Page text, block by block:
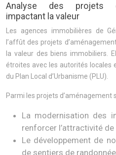
Analyse des projets
impactant la valeur
Les agences immobilières de
l’affût des projets
la valeur des biens immobiliers.
étroites avec les autorités locales
du Plan Local d’Urbanisme (PLU).
Parmi les projets d’aménagement
La modernisation des
renforcer l’attractivité
Le développement de
de sentiers de randonnée